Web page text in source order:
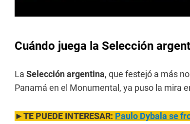
Cuándo juega la Selección
La Selección argentina, que festejó a más
Panamá en el Monumental, ya puso la mira
►TE PUEDE INTERESAR: Paulo Dybala se